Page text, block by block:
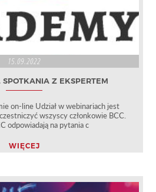
15.09.2022
SPOTKANIA Z EKSPERTEM
on-line Udział w webinariach jest
wszyscy członkowie BCC.
odpowiadają na pytania c
WIĘCEJ